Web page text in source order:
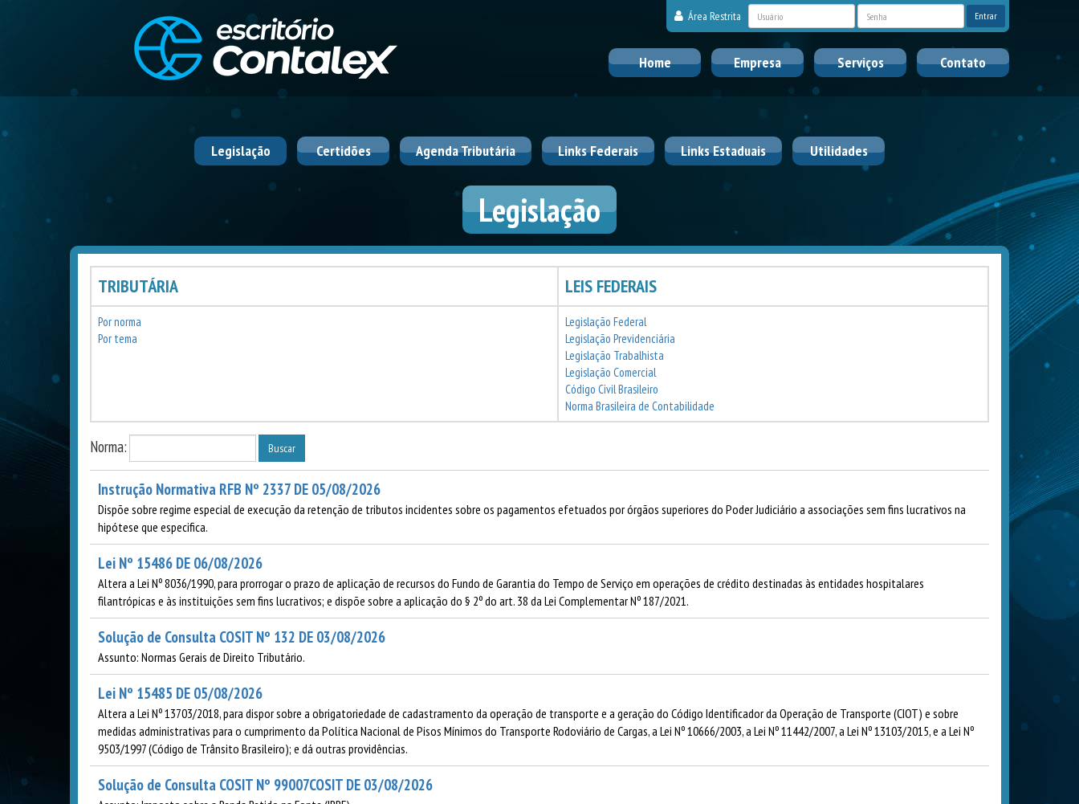
Home Empresa Serviços Contato
Área Restrita Usuário Senha Entrar
Legislação Certidões Agenda Tributária Links Federais Links Estaduais Utilidades
Legislação
TRIBUTÁRIA LEIS FEDERAIS
Por norma
Por tema
Legislação Federal
Legislação Previdenciária
Legislação Trabalhista
Legislação Comercial
Código Civil Brasileiro
Norma Brasileira de Contabilidade
Norma:
Instrução Normativa RFB Nº 2337 DE 05/08/2026
Dispõe sobre regime especial de execução da retenção de tributos incidentes sobre os pagamentos efetuados por órgãos superiores do Poder Judiciário a associações sem fins lucrativos na
hipótese que especifica.
Lei Nº 15486 DE 06/08/2026
Altera a Lei Nº 8036/1990, para prorrogar o prazo de aplicação de recursos do Fundo de Garantia do Tempo de Serviço em operações de crédito destinadas às entidades hospitalares
filantrópicas e às instituições sem fins lucrativos; e dispõe sobre a aplicação do § 2º do art. 38 da Lei Complementar Nº 187/2021.
Solução de Consulta COSIT Nº 132 DE 03/08/2026
Assunto: Normas Gerais de Direito Tributário.
Lei Nº 15485 DE 05/08/2026
Altera a Lei Nº 13703/2018, para dispor sobre a obrigatoriedade de cadastramento da operação de transporte e a geração do Código Identificador da Operação de Transporte (CIOT) e sobre
medidas administrativas para o cumprimento da Política Nacional de Pisos Mínimos do Transporte Rodoviário de Cargas, a Lei Nº 10666/2003, a Lei Nº 11442/2007, a Lei Nº 13103/2015, e a Lei Nº
9503/1997 (Código de Trânsito Brasileiro); e dá outras providências.
Solução de Consulta COSIT Nº 99007COSIT DE 03/08/2026